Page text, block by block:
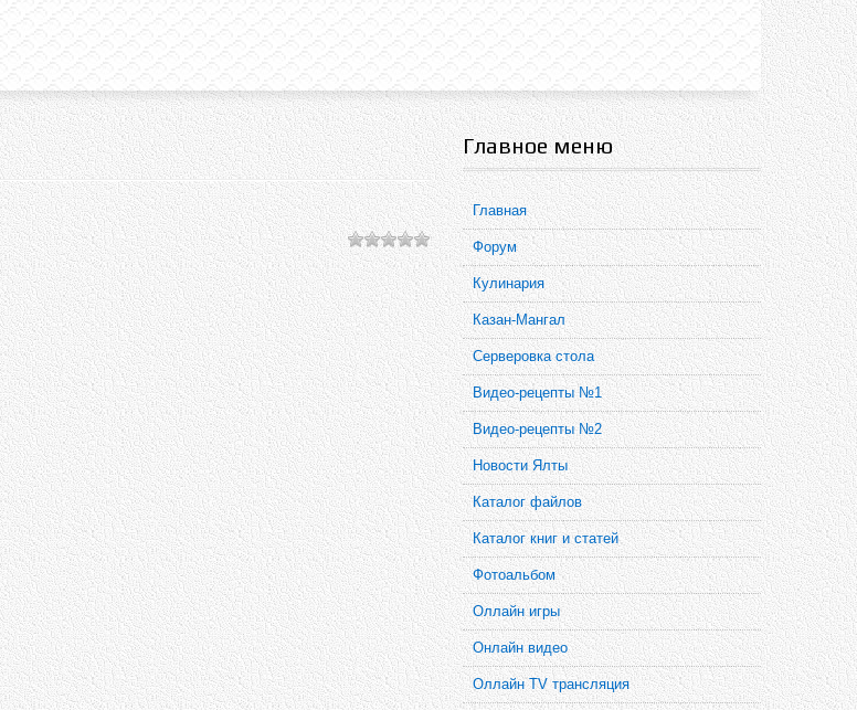
Главное меню
Главная
Форум
Кулинария
Казан-Мангал
Серверовка стола
Видео-рецепты №1
Видео-рецепты №2
Новости Ялты
Каталог файлов
Каталог книг и статей
Фотоальбом
Оллайн игры
Онлайн видео
Оллайн TV трансляция